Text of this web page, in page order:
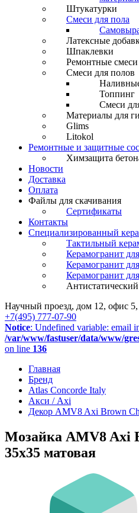
Штукатурки
Смеси для пола
Латексные
Шпаклевки
Ремонтные смеси
Смеси для полов
Топпинг
Смеси
Материалы для
Glims
Litokol
Ремонтные и защитные
Химзащита
Новости
Доставка
Оплата
Файлы для скачивания
Сертификаты
Контакты
Специализированный
Тактильный
Керамогранит
Керамогранит
Керамогранит
Научный проезд, дом 12, офис 5,
+7(495) 777-07-90
Notice: Undefined variable: email
/var/www/fastuser/data/www/
on line 136
Главная
Бренд
Atlas Concorde Italy
Акси / Axi
Декор AMV8 Axi Brown
Мозайка AMV8 Axi
35x35 матовая